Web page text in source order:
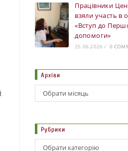
Працівники
взяли участь в
«Вступ до
допомоги»
25.06.2026 / 0
Архіви
Обрати місяць
Рубрики
Обрати категорію